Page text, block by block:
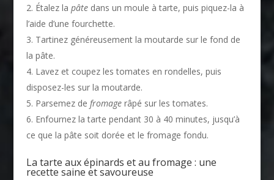
Étalez la pâtedans un moule à tarte, puis piquez-la à
l’aide d’une fourchette.
Tartinez généreusement la moutarde sur le fond de
la pâte.
Lavez et coupez les tomates en rondelles, puis
disposez-les sur la moutarde.
Parsemez de fromagerâpé sur les tomates.
Enfournez la tarte pendant 30 à 40 minutes, jusqu’à
ce que la pâte soit dorée et le fromage fondu.
La tarte aux épinards et au fromage : une
recette saine et savoureuse